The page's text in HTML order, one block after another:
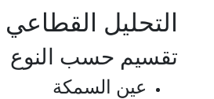
التحليل القطاعي
تقسيم حسب النوع
عين السمكة